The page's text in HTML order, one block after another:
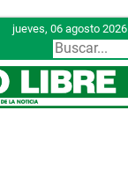
jueves, 06 agosto 2026